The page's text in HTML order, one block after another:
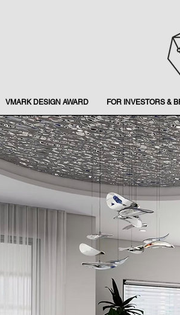
VMARK DESIGN AWARD FOR INVESTORS &